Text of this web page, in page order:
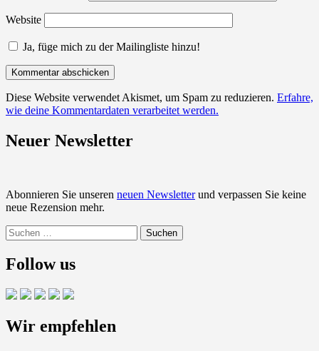
Website
Ja, füge mich zu der Mailingliste hinzu!
Diese Website verwendet Akismet, um Spam zu reduzieren. Erfahre,
wie deine Kommentardaten verarbeitet werden.
Neuer Newsletter
Abonnieren Sie unseren neuen Newsletterund verpassen Sie keine
neue Rezension mehr.
Suchen
nach:
Follow us
Wir empfehlen